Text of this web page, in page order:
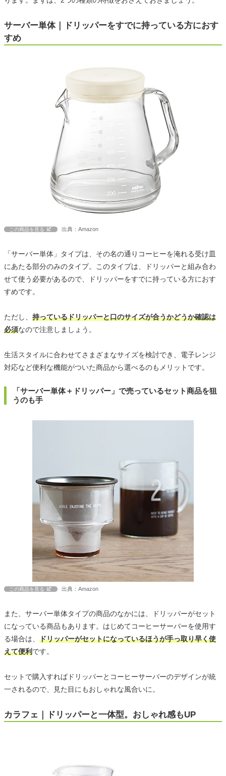
サーバー単体｜ドリッパーをすでに持っている方におす
すめ
この商品を見る 出典：Amazon
「サーバー単体」タイプは、その名の通りコーヒーを淹れる受け皿
にあたる部分のみのタイプ。このタイプは、ドリッパーと組み合わ
せて使う必要があるので、ドリッパーをすでに持っている方におす
すめです。
ただし、 持っているドリッパーと口のサイズが合うかどうか確認は
必須なので注意しましょう。
生活スタイルに合わせてさまざまなサイズを検討でき、電子レンジ
対応など便利な機能がついた商品から選べるのもメリットです。
「サーバー単体＋ドリッパー」で売っているセット商品を狙
うのも手
この商品を見る 出典：Amazon
また、サーバー単体タイプの商品のなかには、ドリッパーがセット
になっている商品もあります。はじめてコーヒーサーバーを使用す
る場合は、 ドリッパーがセットになっているほうが手っ取り早く使
えて便利です。
セットで購入すればドリッパーとコーヒーサーバーのデザインが統
一されるので、見た目にもおしゃれな風合いに。
カラフェ｜ドリッパーと一体型。おしゃれ感もUP